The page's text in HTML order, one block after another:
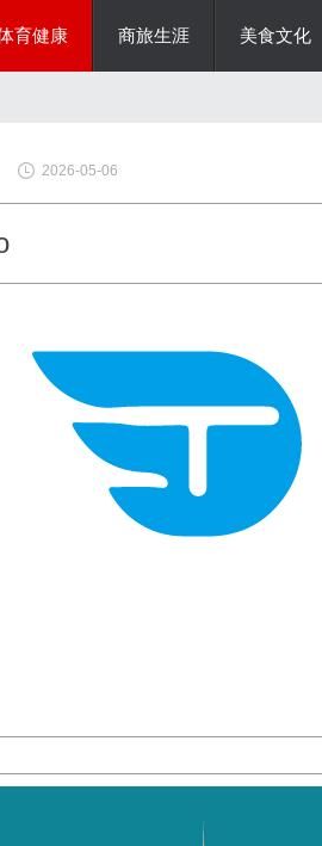
育健康 商旅生涯 美食文化
2026-05-06